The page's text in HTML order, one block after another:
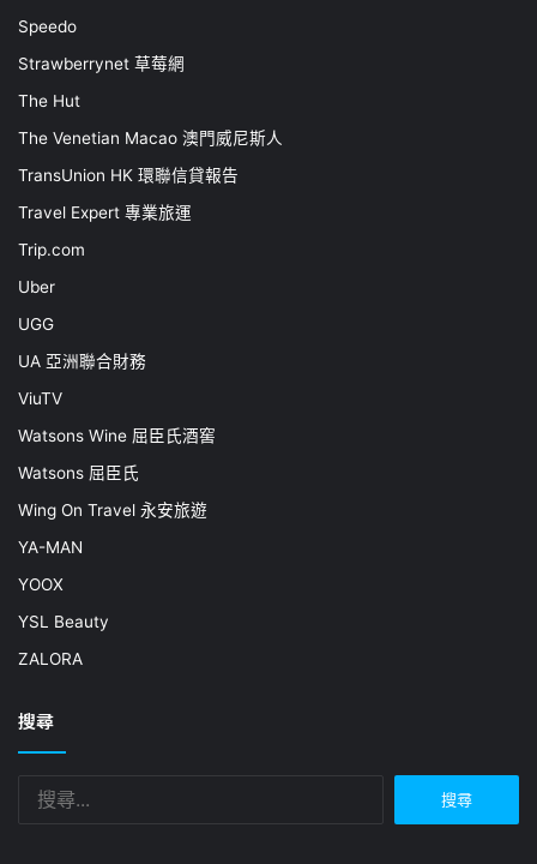
Speedo
Strawberrynet 草莓網
The Hut
The Venetian Macao 澳門威尼斯人
TransUnion HK 環聯信貸報告
Travel Expert 專業旅運
Trip.com
Uber
UGG
UA 亞洲聯合財務
ViuTV
Watsons Wine 屈臣氏酒窖
Watsons 屈臣氏
Wing On Travel 永安旅遊
YA-MAN
YOOX
YSL Beauty
ZALORA
搜尋